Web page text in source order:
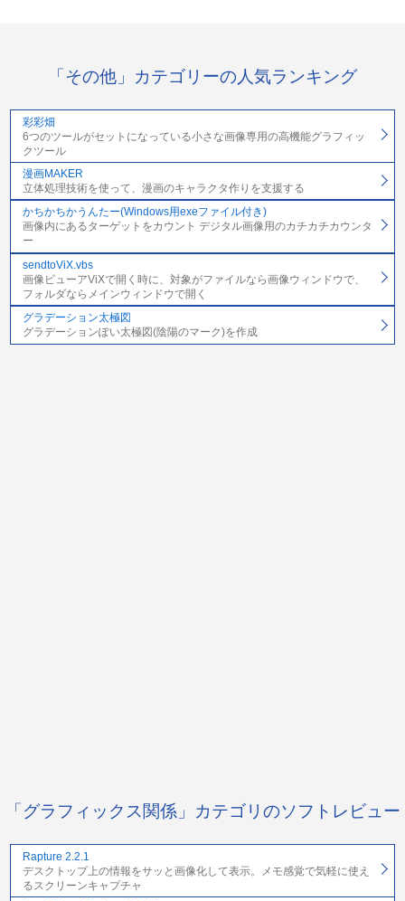
「その他」カテゴリーの人気ランキング
彩彩畑
6つのツールがセットになっている小さな画像専用の高機能グラフィッ
クツール
漫画MAKER
立体処理技術を使って、漫画のキャラクタ作りを支援する
かちかちかうんたー(Windows用exeファイル付き)
画像内にあるターゲットをカウント デジタル画像用のカチカチカウンタ
ー
sendtoViX.vbs
画像ビューアViXで開く時に、対象がファイルなら画像ウィンドウで、
フォルダならメインウィンドウで開く
グラデーション太極図
グラデーションぽい太極図(陰陽のマーク)を作成
「グラフィックス関係」カテゴリのソフトレビュー
Rapture 2.2.1
デスクトップ上の情報をサッと画像化して表示。メモ感覚で気軽に使え
るスクリーンキャプチャ